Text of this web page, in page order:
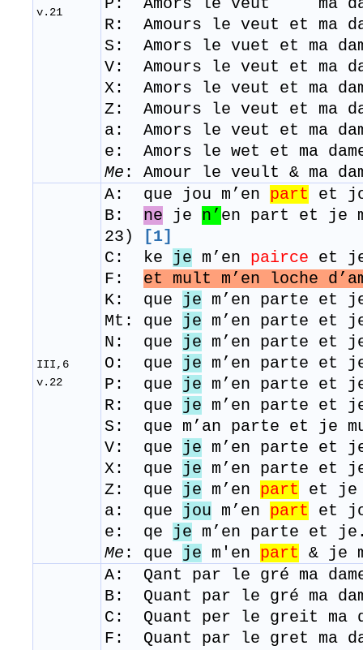
v.21
R: Amours le veut et ma
​S : Amors le vuet et ma
V: Amours le veut et ma
X: Amors le veut et ma
Z: Amours le veut et ma
a: Amors le veut et ma
e: Amors le wet et ma
Me : Amour le veult & ma
III,6
v.22
A: que jou m’en part et
B: ne je n’ en part et je
23)
[1]
C: ke je m’en pairce et
F: et mult m’en loche
K: que je m’en parte et
Mt: que je m’en parte et
N: que je m’en parte et
O: que je m’en parte et
P: que je m’en parte et
R: que je m’en parte et
S: que m’an parte et je
V: que je m’en parte et
X: que je m’en parte et
Z: que je m’en part et je
a: que jou m’en part et
e: qe je m’en parte
Me : que je m'en part
& je
A: Qant par le gré ma
B: Quant par le gré ma
C: Quant per le greit ma
F: Quant par le gret ma